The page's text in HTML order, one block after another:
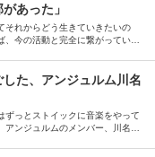
あった」
それからどう生きていきたいの
今の活動と完全に繋がっていま
た、アンジュルム川名
ずっとストイックに音楽をやって
ンジュルムのメンバー、川名凜